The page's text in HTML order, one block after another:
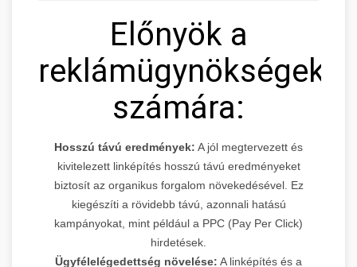
Előnyök a
reklámügynökségek
számára:
Hosszú távú eredmények: A jól megtervezett és
kivitelezett linképítés hosszú távú eredményeket
biztosít az organikus forgalom növekedésével. Ez
kiegészíti a rövidebb távú, azonnali hatású
kampányokat, mint például a PPC (Pay Per Click)
hirdetések.
Ügyfélelégedettség növelése: A linképítés és a